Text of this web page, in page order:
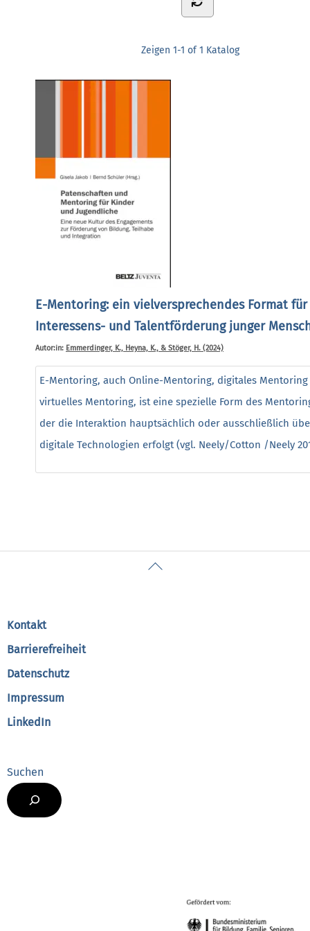
Zeigen 1-1 of 1 Katalog
E-Mentoring: ein vielversprechendes Format
Interessens- und Talentförderung junger
Autor:in: Emmerdinger, K., Heyna, K., & Stöger, H. (2024)
E-Mentoring, auch Online-Mentoring, digitales
virtuelles Mentoring, ist eine spezielle Form des
der die Interaktion hauptsächlich oder ausschließlich
digitale Technologien erfolgt (vgl. Neely/Cotton /Neely
Back
Kontakt
Barrierefreiheit
Datenschutz
Impressum
LinkedIn
Suchen